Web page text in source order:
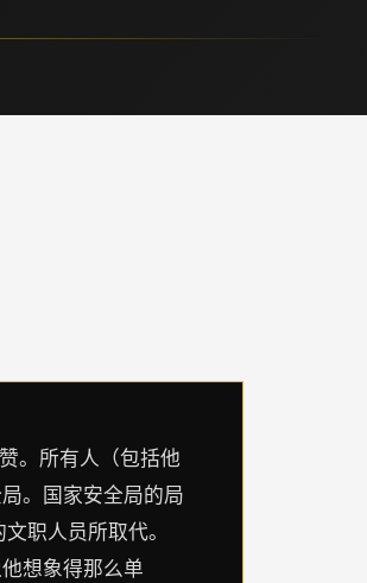
。所有人（包括他
。国家安全局的局
职人员所取代。
想象得那么单